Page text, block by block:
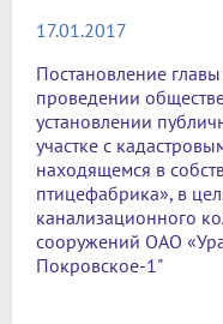
17.01.2017
Постановление
проведении
установлении
участке с
находящемся в
птицефабрика», в
канализационного
сооружений ОАО
Покровское-1"